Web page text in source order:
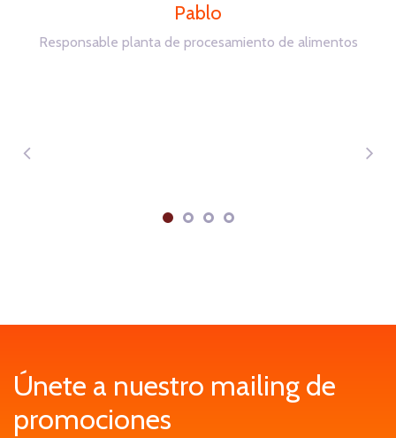
Carlos
Únete a nuestro mailing de
promociones